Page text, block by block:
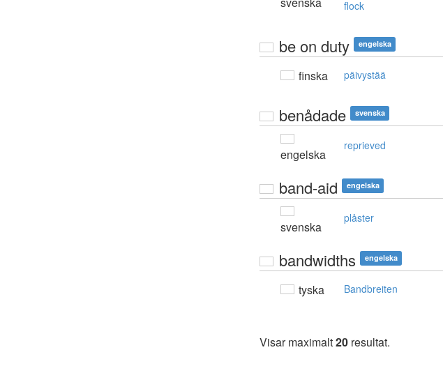
flock
be on duty engelska
finska päivystää
benådade svenska
engelska
reprieved
band-aid engelska
svenska
plåster
bandwidths engelska
tyska Bandbreiten
Visar maximalt20 resultat.